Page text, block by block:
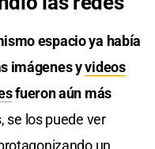
espacio ya había
imágenes yvideos
fueron aún más
se los puede ver
un